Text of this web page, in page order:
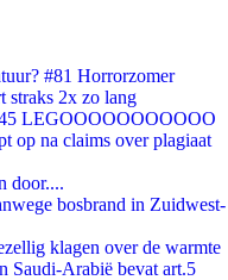
#81 Horrorzomer
straks 2x zo lang
LEGOOOOOOOOOOO
op na claims over plagiaat
door....
bosbrand in Zuidwest-
klagen over de warmte
Saudi-Arabië bevat art.5